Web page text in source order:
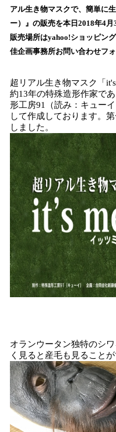
を
読
み
込
み
で
す
アル生き物マスクで、簡単に
ー）』の販売を本日2018年4月
販売場所はyahoo!ショッピン
佳企画事務所お問い合わせフ
超リアル生き物マスク「
約13年の特殊造形作家で
形工房91（読み：キュー
して作成しております。
しました。
オランウータン独特のシ
く見ると産毛も見ることが